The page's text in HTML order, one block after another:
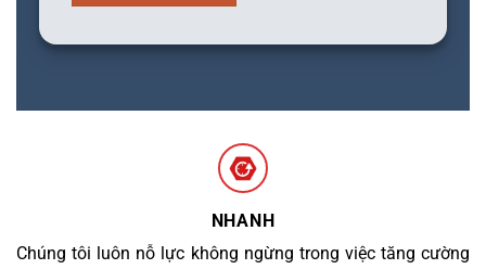
NHANH
Chúng tôi luôn nỗ lực không ngừng trong việc tăng cường